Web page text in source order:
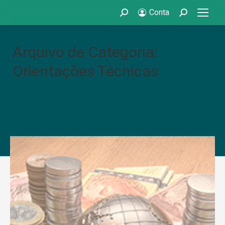
Search: Conta Search:
Arquivo de Categoria:
Orientações Técnicas